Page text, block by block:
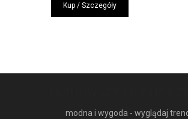
wynosiła:
169,99 zł.101,99 zł.
Kup / Szczegóły
modna i wygoda - wyglądaj